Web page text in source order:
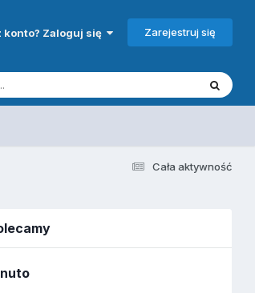
konto? Zaloguj się Zarejestruj się
Cała aktywność